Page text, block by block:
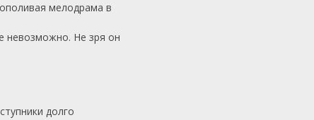
мелодрама в
невозможно. Не зря он
долго